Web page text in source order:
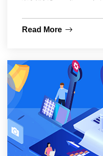
Read More